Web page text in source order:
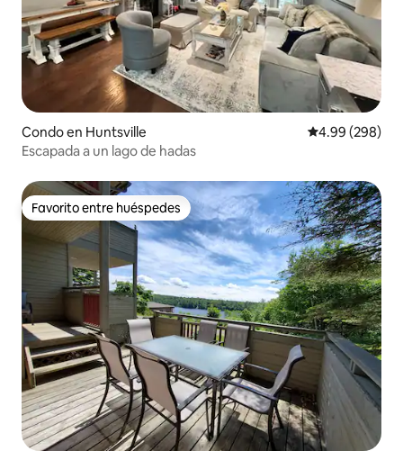
Condo en Huntsville Calificación
4.99 (298)
Escapada a un lago de hadas
Favorito entre huéspedes
Favorito entre huéspedes